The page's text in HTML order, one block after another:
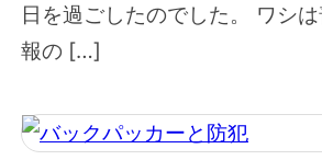
日を過ごしたのでした。 ワシ
報の […]